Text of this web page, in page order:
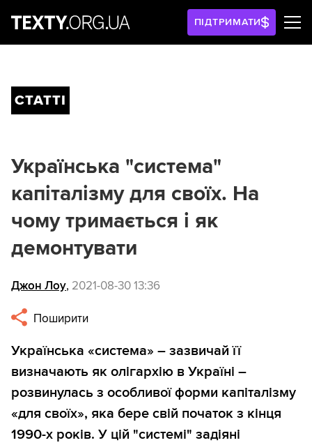
ПІДТРИМАТИ
СТАТТІ
Українська "система"
капіталізму для своїх. На
чому тримається і як
демонтувати
Джон Лоу, 2021-08-30 13:36
Поширити
Українська «система» – зазвичай її
визначають як олігархію в Україні –
розвинулась з особливої форми капіталізму
«для своїх», яка бере свій початок з кінця
1990-х років. У цій "системі" задіяні